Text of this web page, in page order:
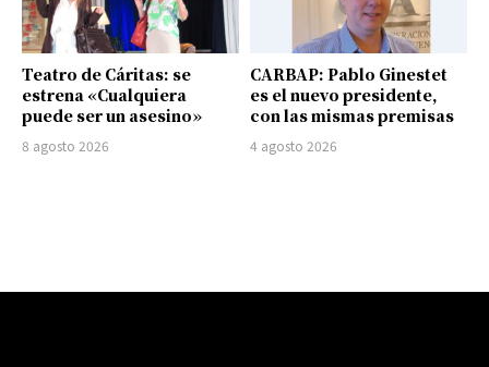
Teatro de Cáritas: se
estrena «Cualquiera
puede ser un asesino»
8 agosto 2026
CARBAP: Pablo Ginestet
es el nuevo presidente,
con las mismas premisas
4 agosto 2026